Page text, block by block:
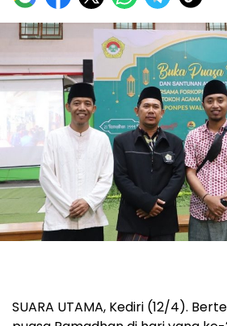
SUARA UTAMA, Kediri (12/4).